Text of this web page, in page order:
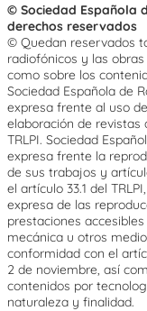
© Sociedad Española
derechos reservados
© Quedan reservados
radiofónicos y las
como sobre los
Sociedad Española de
expresa frente al uso
elaboración de revistas
TRLPI. Sociedad
expresa frente la
de sus trabajos y
el artículo 33.1 del
expresa de las
prestaciones
mecánica u otros
conformidad con el
2 de noviembre, así
contenidos por
naturaleza y finalidad.